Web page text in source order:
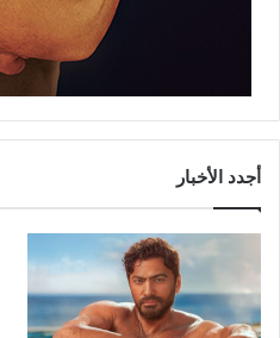
أجدد الأخبار